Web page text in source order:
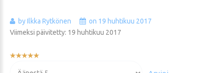
by Ilkka Rytkönen
on 19 huhtikuu 2017
Viimeksi päivitetty: 19 huhtikuu 2017
Käyttäjän